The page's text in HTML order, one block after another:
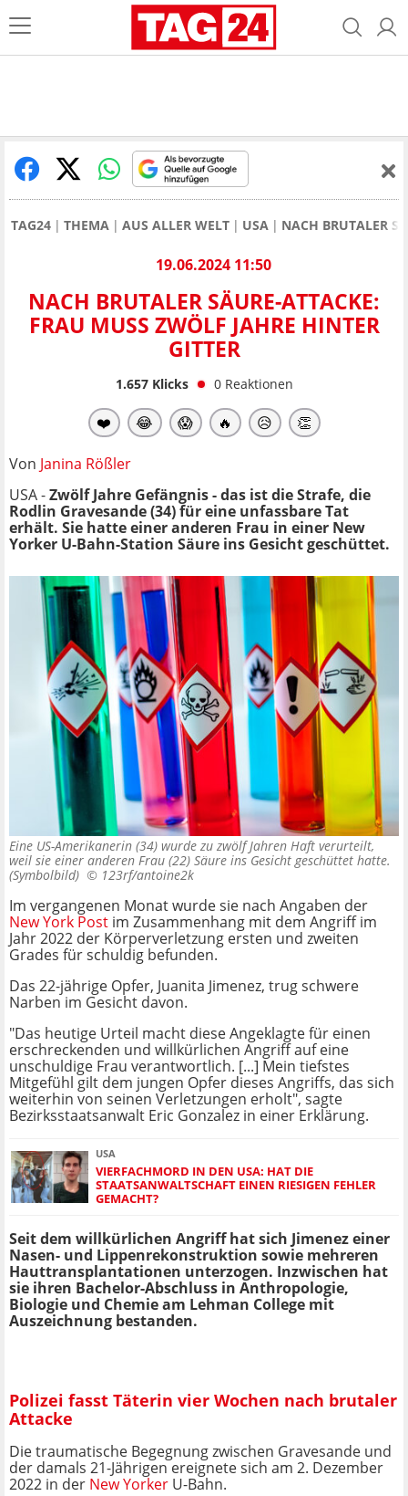
TAG24 THEMA AUS ALLER WELT USA NACH BRUTALER
19.06.2024 11:50
NACH BRUTALER SÄURE-ATTACKE:
FRAU MUSS ZWÖLF JAHRE HINTER
GITTER
1.657Klicks 0 Reaktionen
❤️ 😂 😱 🔥 😥 👏
Von Janina Rößler
USA -Zwölf Jahre Gefängnis - das ist die Strafe, die
Rodlin Gravesande (34) für eine unfassbare Tat
erhält. Sie hatte einer anderen Frau in einer New
Yorker U-Bahn-Station Säure ins Gesicht geschüttet.
Eine US-Amerikanerin (34) wurde zu zwölf Jahren Haft verurteilt,
weil sie einer anderen Frau (22) Säure ins Gesicht geschüttet hatte.
(Symbolbild) © 123rf/antoine2k
Im vergangenen Monat wurde sie nach Angaben der
New York Post im Zusammenhang mit dem Angriff im
Jahr 2022 der Körperverletzung ersten und zweiten
Grades für schuldig befunden.
Das 22-jährige Opfer, Juanita Jimenez, trug schwere
Narben im Gesicht davon.
"Das heutige Urteil macht diese Angeklagte für einen
erschreckenden und willkürlichen Angriff auf eine
unschuldige Frau verantwortlich. [...] Mein tiefstes
Mitgefühl gilt dem jungen Opfer dieses Angriffs, das sich
weiterhin von seinen Verletzungen erholt", sagte
Bezirksstaatsanwalt Eric Gonzalez in einer Erklärung.
USA
VIERFACHMORD IN DEN USA: HAT DIE
STAATSANWALTSCHAFT EINEN RIESIGEN FEHLER
GEMACHT?
Seit dem willkürlichen Angriff hat sich Jimenez einer
Nasen- und Lippenrekonstruktion sowie mehreren
Hauttransplantationen unterzogen. Inzwischen hat
sie ihren Bachelor-Abschluss in Anthropologie,
Biologie und Chemie am Lehman College mit
Auszeichnung bestanden.
Polizei fasst Täterin vier Wochen nach brutaler
Attacke
Die traumatische Begegnung zwischen Gravesande und
der damals 21-Jährigen ereignete sich am 2. Dezember
2022 in der New Yorker U-Bahn.